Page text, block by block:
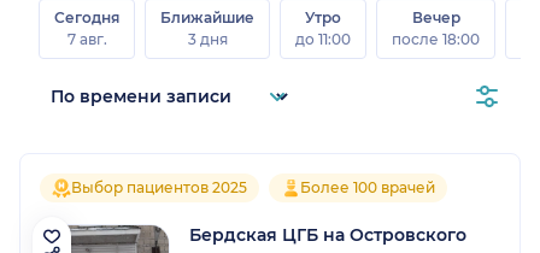
Сегодня
7 авг.
Ближайшие
3 дня
Утро
до 11:00
Вечер
после 18:00
Выбор пациентов 2025 Более 100 врачей
Бердская ЦГБ на Островского